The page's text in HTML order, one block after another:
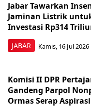
JABAR
Jabar Tawarkan
Jaminan Listrik
Investasi Rp314
Kamis, 16 Jul 2026
Komisi II DPR
Gandeng Parpol
Ormas Serap